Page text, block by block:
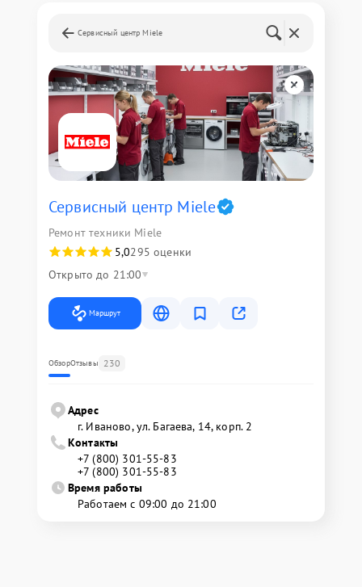
Сервисный центр Miele
Сервисный центр Miele
Ремонт техники Miele
5,0295 оценки
Открыто до 21:00
Маршрут
ОбзорОтзывы 230
Адрес
г. Иваново, ул. Багаева, 14, корп. 2
Контакты
+7 (800) 301-55-83
+7 (800) 301-55-83
Время работы
Работаем с 09:00 до 21:00